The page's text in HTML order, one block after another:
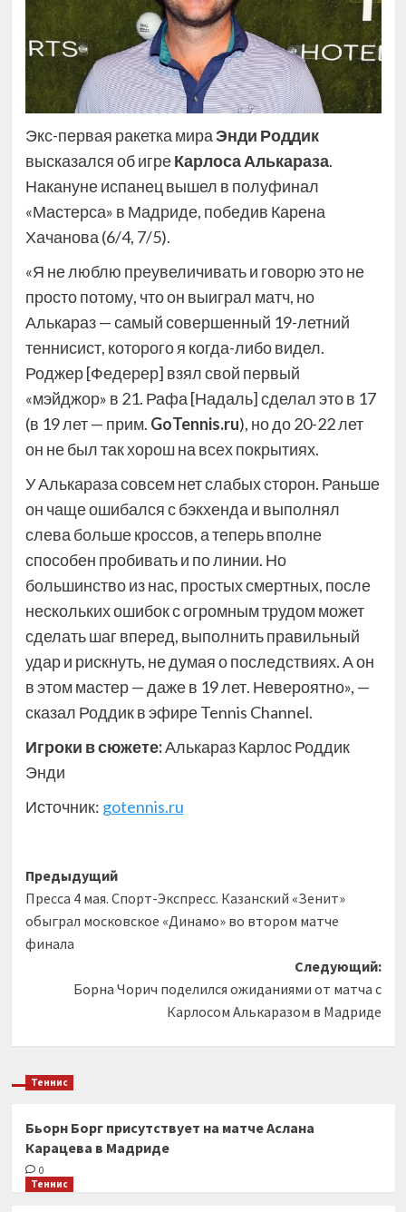
Экс-первая ракетка мираЭнди Роддик
высказался об игреКарлоса Алькараза.
Накануне испанец вышел в полуфинал
«Мастерса» в Мадриде, победив Карена
Хачанова (6/4, 7/5).
«Я не люблю преувеличивать и говорю это не
просто потому, что он выиграл матч, но
Алькараз — самый совершенный 19-летний
теннисист, которого я когда-либо видел.
Роджер [Федерер] взял свой первый
«мэйджор» в 21. Рафа [Надаль] сделал это в 17
(в 19 лет — прим. GoTennis.ru), но до 20-22 лет
он не был так хорош на всех покрытиях.
У Алькараза совсем нет слабых сторон. Раньше
он чаще ошибался с бэкхенда и выполнял
слева больше кроссов, а теперь вполне
способен пробивать и по линии. Но
большинство из нас, простых смертных, после
нескольких ошибок с огромным трудом может
сделать шаг вперед, выполнить правильный
удар и рискнуть, не думая о последствиях. А он
в этом мастер — даже в 19 лет. Невероятно», —
сказал Роддик в эфире Tennis Channel.
Игроки в сюжете:Алькараз Карлос Роддик
Энди
Источник: gotennis.ru
Навигация
записи
Предыдущий
Пресса 4 мая. Спорт-Экспресс. Казанский «Зенит»
обыграл московское «Динамо» во втором матче
финала
Следующий:
Борна Чорич поделился ожиданиями от матча с
Карлосом Алькаразом в Мадриде
Теннис
Бьорн Борг присутствует на матче Аслана
Карацева в Мадриде
0
Теннис